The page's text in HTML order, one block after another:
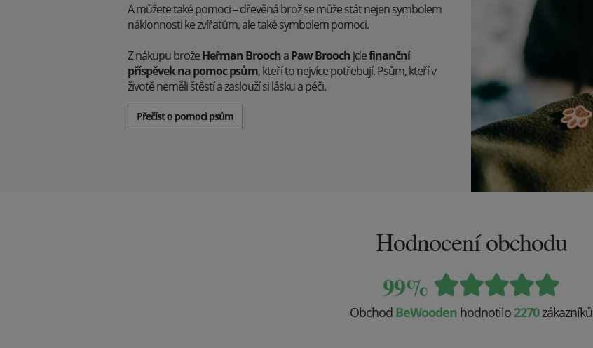
A můžete také pomoci – dřevěná brož se může stát nejen symbolem
náklonnosti ke zvířatům, ale také symbolem pomoci.
Z nákupu brožeHeřman BroochaPaw Broochjdefinanční
příspěvek na pomoc psům, kteří to nejvíce potřebují. Psům, kteří v
životě neměli štěstí a zaslouží si lásku a péči.
Přečíst o pomoci psům
Hodnocení obchodu
99%
Obchod BeWooden hodnotilo 2270zákazníků